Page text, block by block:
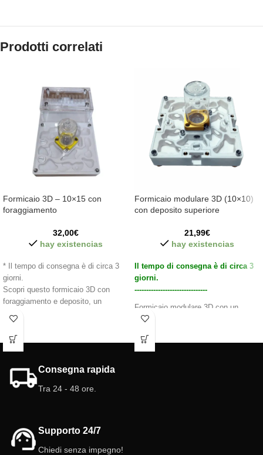
Prodotti correlati
Formicaio 3D – 10×15 con
foraggiamento
32,00€
hay existencias
* Il tempo di consegna è di circa 3
giorni.
Scopri questo formicaio 3D con
foraggiamento e deposito, un
formicaio completo e realistico con
altezze/livelli. Testato con diverse
Caratteristiche Formicaio 3D con
foraggiamento:
Dimensioni foraggiamento: 9 cm x 5
cm
Deposito: 25 ml (Sistema Antclick)
Formicaio modulare 3D (10×10)
con deposito superiore
21,99€
hay existencias
Il tempo di consegna è di circa 3
giorni.
-------------------------------
Formicaio modulare 3D con un
deposito in alto, permette il
più formicai o Scatole di
Consegna rapida
Tra 24 - 48 ore.
Supporto 24/7
Chiedi senza impegno!